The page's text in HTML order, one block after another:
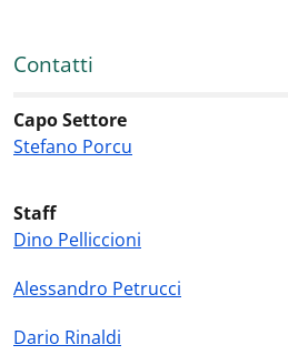
Contatti
Capo Settore
Stefano Porcu
Staff
Dino Pelliccioni
Alessandro Petrucci
Dario Rinaldi